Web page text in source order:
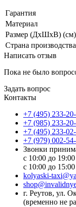
Гарантия
Материал
Размер (ДхШхВ) (см)
Страна производства
Написать отзыв
Пока не было
Задать вопрос
Контакты
+7 (495) 233-
+7 (985) 233-
+7 (495) 233-
+7 (979) 002-
Звонки
с 10:00 до
с 10:00 до
kolyaski-
г. Реутов, ул.
(временно не